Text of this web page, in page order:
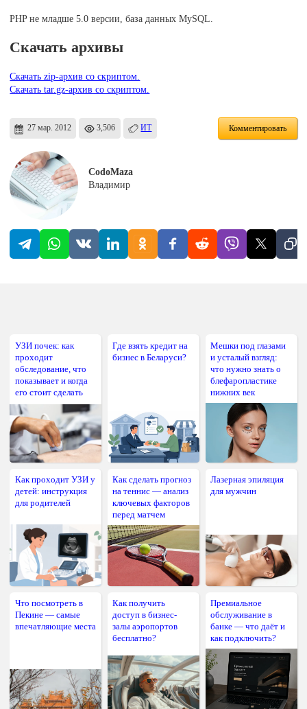
PHP не младше 5.0 версии, база данных MySQL.
Скачать архивы
Скачать zip-архив со скриптом.
Скачать tar.gz-архив со скриптом.
27 мар. 2012 3,506 ИТ Комментировать
CodoMaza
Владимир
УЗИ почек: как
проходит
обследование, что
показывает и когда
его стоит сделать
Где взять кредит на
бизнес в Беларуси?
Мешки под глазами
и усталый взгляд:
что нужно знать о
блефаропластике
нижних век
Как проходит УЗИ у
детей: инструкция
для родителей
Как сделать прогноз
на теннис — анализ
ключевых факторов
перед матчем
Лазерная эпиляция
для мужчин
Что посмотреть в
Пекине — самые
впечатляющие места
Как получить
доступ в бизнес-
залы аэропортов
бесплатно?
Премиальное
обслуживание в
банке — что даёт и
как подключить?